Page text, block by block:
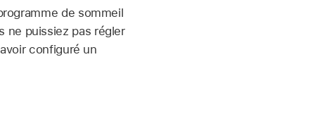
de sommeil
ne puissiez pas régler
configuré un